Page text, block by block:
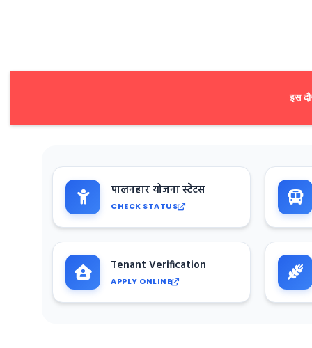
इस
पालनहार योजना स्टेटस
CHECK STATUS
Tenant Verification
APPLY ONLINE